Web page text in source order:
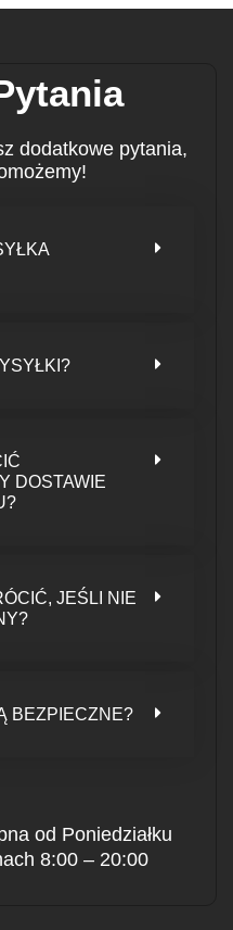
dodatkowe pytania,
DOSTAWIE
JEŚLI NIE
BEZPIECZNE?
od Poniedziałku
8:00 – 20:00